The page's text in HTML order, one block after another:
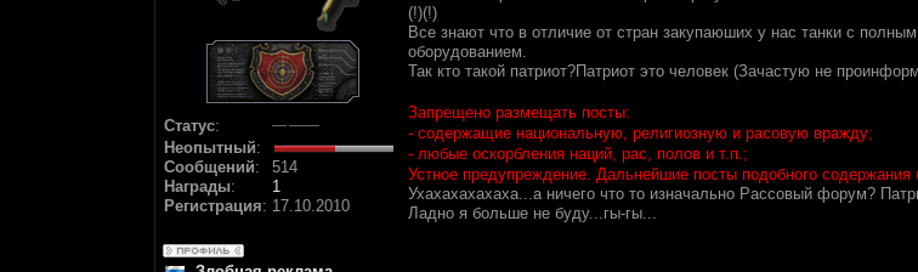
Статус:
Неопытный:
Сообщений:
514
Награды:
1
Регистрация: 17.10.2010
(!)(!)
Все знают что в отличие от стран закупаюших у нас танки с
оборудованием.
Так кто такой патриот?Патриот это человек (Зачастую не
Запрещено размещать посты:
- содержащие национальную, религиозную и расовую вражду;
- любые оскорбления наций, рас, полов и т.п.;
Устное предупреждение. Дальнейшие посты подобного содержания
Ухахахахахаха...а ничего что то изначально Рассовый форум?
Ладно я больше не буду...гы-гы...